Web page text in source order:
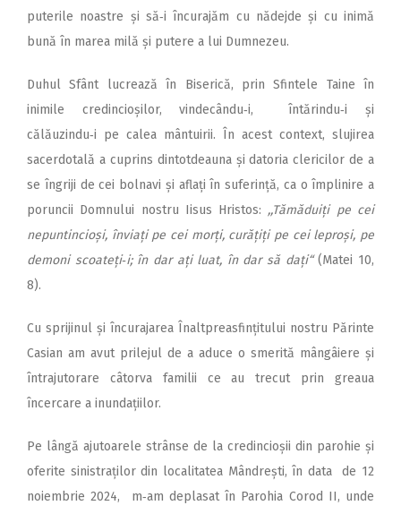
puterile noastre și să‑i încurajăm cu nădejde și cu inimă
bună în marea milă și putere a lui Dumnezeu.
Duhul Sfânt lucrează în Biserică, prin Sfintele Taine în
inimile credincioșilor, vindecându‑i, întărindu‑i și
călăuzindu‑i pe calea mântuirii. În acest context, slujirea
sacerdotală a cuprins din­totdeauna și datoria clericilor de a
se îngriji de cei bolnavi și aflați în suferință, ca o împlinire a
poruncii Domnului nostru Iisus Hristos: ,,Tămăduiți pe cei
nepuntincioși, înviați pe cei morți, curățiți pe cei leproși, pe
demoni scoateți‑i; în dar ați luat, în dar să dați“(Matei 10,
8).
Cu sprijinul și încurajarea Înaltpreasfințitului nostru Părinte
Casian am avut prilejul de a aduce o smerită mângâiere și
întrajutorare câtorva familii ce au trecut prin greaua
încercare a inundațiilor.
Pe lângă ajutoarele strânse de la credincioșii din parohie și
oferite sinistraților din localitatea Mândrești, în data de 12
noiembrie 2024, m‑am deplasat în Parohia Corod II, unde